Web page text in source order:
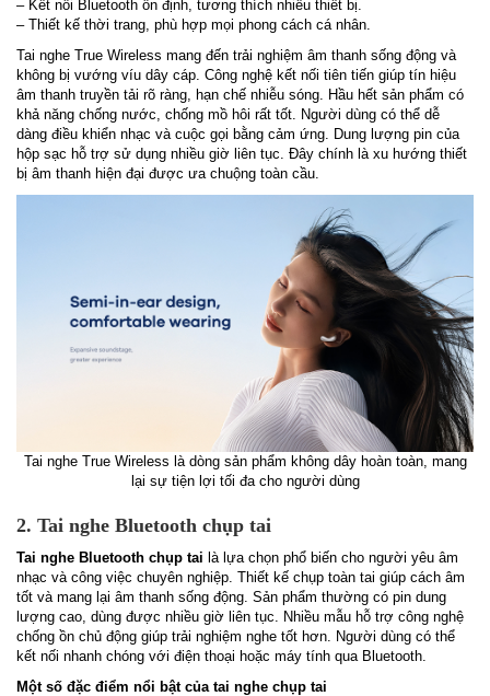
– Kết nối Bluetooth ổn định, tương thích nhiều thiết bị.
– Thiết kế thời trang, phù hợp mọi phong cách cá nhân.
Tai nghe True Wireless mang đến trải nghiệm âm thanh sống động và
không bị vướng víu dây cáp. Công nghệ kết nối tiên tiến giúp tín hiệu
âm thanh truyền tải rõ ràng, hạn chế nhiễu sóng. Hầu hết sản phẩm có
khả năng chống nước, chống mồ hôi rất tốt. Người dùng có thể dễ
dàng điều khiển nhạc và cuộc gọi bằng cảm ứng. Dung lượng pin của
hộp sạc hỗ trợ sử dụng nhiều giờ liên tục. Đây chính là xu hướng thiết
bị âm thanh hiện đại được ưa chuộng toàn cầu.
Tai nghe True Wireless là dòng sản phẩm không dây hoàn toàn, mang
lại sự tiện lợi tối đa cho người dùng
2. Tai nghe Bluetooth chụp tai
Tai nghe Bluetooth chụp tai là lựa chọn phổ biến cho người yêu âm
nhạc và công việc chuyên nghiệp. Thiết kế chụp toàn tai giúp cách âm
tốt và mang lại âm thanh sống động. Sản phẩm thường có pin dung
lượng cao, dùng được nhiều giờ liên tục. Nhiều mẫu hỗ trợ công nghệ
chống ồn chủ động giúp trải nghiệm nghe tốt hơn. Người dùng có thể
kết nối nhanh chóng với điện thoại hoặc máy tính qua Bluetooth.
Một số đặc điểm nổi bật của tai nghe chụp tai